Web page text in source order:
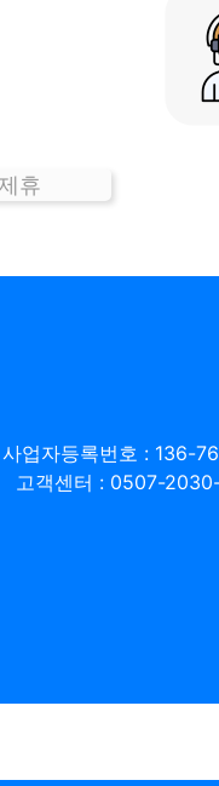
휴
사업자등록번호 : 136-
고객센터 : 0507-